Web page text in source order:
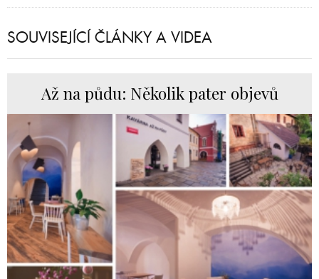
SOUVISEJÍCÍ ČLÁNKY A VIDEA
Až na půdu: Několik pater objevů